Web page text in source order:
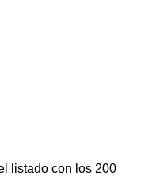
listado con los 200